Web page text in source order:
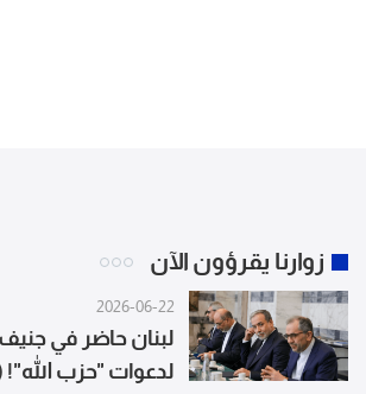
زوارنا يقرؤون الآن
2026-06-22
لبنان حاضر في
لدعوات "حزب الله"!